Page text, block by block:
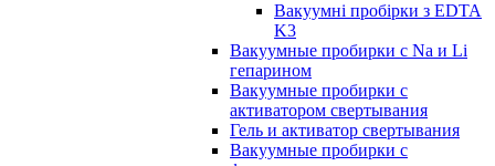
Вакуумні пробірки з EDTA
K3
Вакуумные пробирки с Na и Li
гепарином
Вакуумные пробирки с
активатором свертывания
Гель и активатор свертывания
Вакуумные пробирки с